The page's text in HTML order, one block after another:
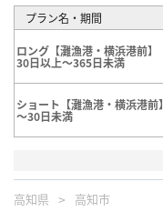
プラン名・期間
ロング【灘漁港・横浜港前】
30日以上～365日未満
ショート【灘漁港・横浜港前】
～30日未満
高知県 高知市